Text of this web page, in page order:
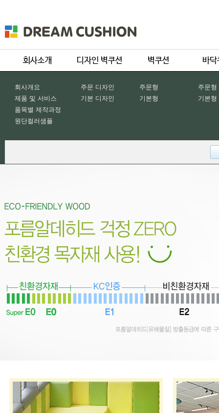
회사개요
제품 및 서비스
품목별 제작과정
원단컬러샘플
주문 디자인
기본 디자인
주문형
기본형
주문형
기본형